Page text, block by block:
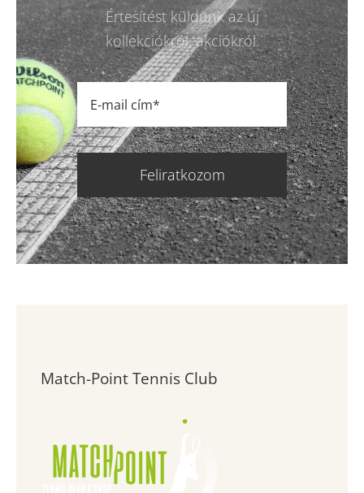
Értesítést küldünk az új
kollekciókról, akciókról.
Feliratkozom
Match-Point Tennis Club